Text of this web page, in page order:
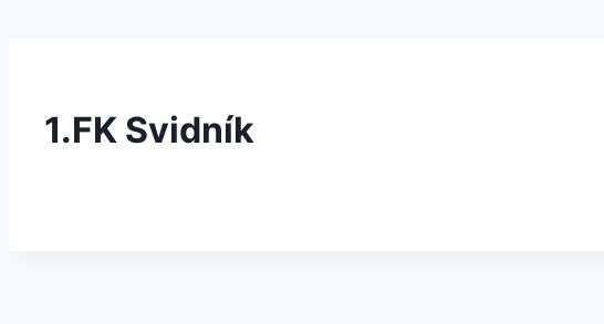
1.FK Svidník